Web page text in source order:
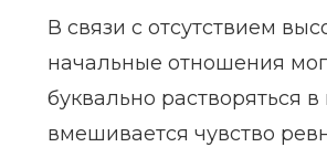
В связи с отсутствием
начальные отношения
буквально растворяться
вмешивается чувство